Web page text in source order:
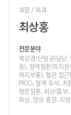
과장 / 외과
최상홍
전문분야
복강경/단일공(담낭,
등), 정맥질환(하지정
하지부종), 혈관 접
PICC), 혈액 투석, 치
항문질환, 외상(흉부
화상, 양성 종양, 지